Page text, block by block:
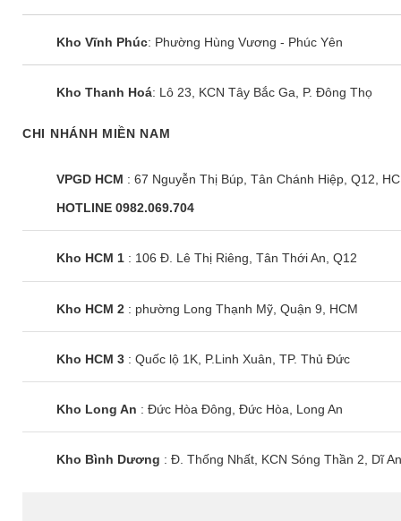
Kho Vĩnh Phúc: Phường Hùng Vương - Phúc Yên
Kho Thanh Hoá: Lô 23, KCN Tây Bắc Ga, P. Đông Thọ
CHI NHÁNH MIỀN NAM
VPGD HCM : 67 Nguyễn Thị Búp, Tân Chánh Hiệp, Q12,
HOTLINE 0982.069.704
Kho HCM 1 : 106 Đ. Lê Thị Riêng, Tân Thới An, Q12
Kho HCM 2 : phường Long Thạnh Mỹ, Quận 9, HCM
Kho HCM 3 : Quốc lộ 1K, P.Linh Xuân, TP. Thủ Đức
Kho Long An : Đức Hòa Đông, Đức Hòa, Long An
Kho Bình Dương : Đ. Thống Nhất, KCN Sóng Thần 2, Dĩ An